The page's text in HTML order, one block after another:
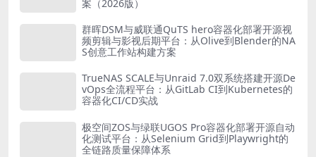
案（2026版）
群晖DSM与威联通QuTS hero容器化部署开源视
频剪辑与影视后期平台：从Olive到Blender的NA
S创意工作站构建方案
TrueNAS SCALE与Unraid 7.0双系统搭建开源De
vOps全流程平台：从GitLab CI到Kubernetes的
容器化CI/CD实战
极空间ZOS与绿联UGOS Pro容器化部署开源自动
化测试平台：从Selenium Grid到Playwright的
全链路质量保障体系